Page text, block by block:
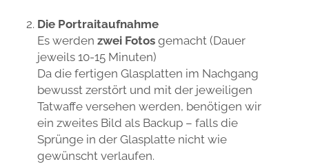
Die Portraitaufnahme
Es werdenzwei Fotos gemacht (Dauer
jeweils 10-15 Minuten)
Da die fertigen Glasplatten im Nachgang
bewusst zerstört und mit der jeweiligen
Tatwaffe versehen werden, benötigen wir
ein zweites Bild als Backup – falls die
Sprünge in der Glasplatte nicht wie
gewünscht verlaufen.